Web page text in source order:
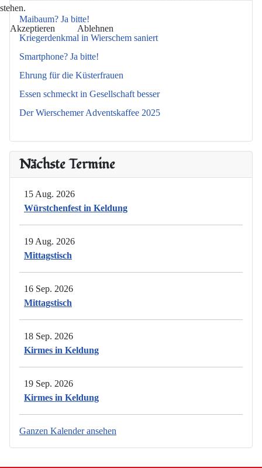
Maibaum? Ja bitte!
Kriegerdenkmal in Wierschem saniert
Smartphone? Ja bitte!
Ehrung für die Küsterfrauen
Essen schmeckt in Gesellschaft besser
Der Wierschemer Adventskaffee 2025
Nächste Termine
15 Aug. 2026
Würstchenfest in Keldung
19 Aug. 2026
Mittagstisch
16 Sep. 2026
Mittagstisch
18 Sep. 2026
Kirmes in Keldung
19 Sep. 2026
Kirmes in Keldung
Ganzen Kalender ansehen
stehen.
Akzeptieren Ablehnen